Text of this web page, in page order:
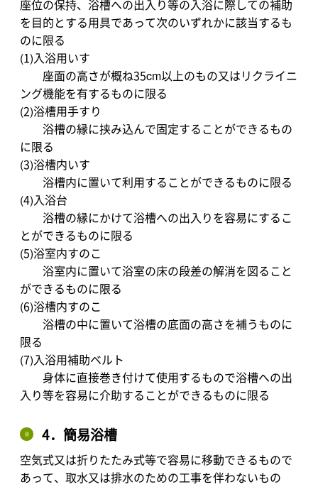
座位の保持、浴槽への出入り等の入浴に際しての補助
を目的とする用具であって次のいずれかに該当するも
のに限る
(1)入浴用いす
座面の高さが概ね35cm以上のもの又はリクライニ
ング機能を有するものに限る
(2)浴槽用手すり
浴槽の縁に挟み込んで固定することができるもの
に限る
(3)浴槽内いす
浴槽内に置いて利用することができるものに限る
(4)入浴台
浴槽の縁にかけて浴槽への出入りを容易にするこ
とができるものに限る
(5)浴室内すのこ
浴室内に置いて浴室の床の段差の解消を図ること
ができるものに限る
(6)浴槽内すのこ
浴槽の中に置いて浴槽の底面の高さを補うものに
限る
(7)入浴用補助ベルト
身体に直接巻き付けて使用するもので浴槽への出
入り等を容易に介助することができるものに限る
4．簡易浴槽
空気式又は折りたたみ式等で容易に移動できるもので
あって、取水又は排水のための工事を伴わないもの